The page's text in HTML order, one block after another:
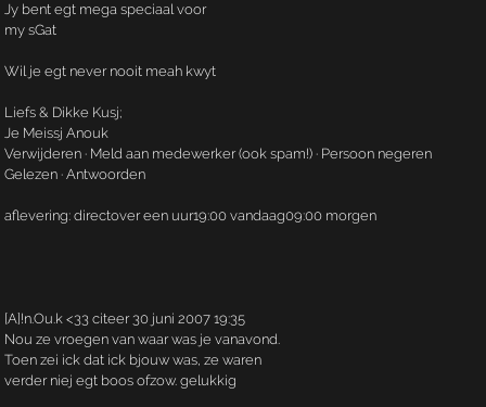
Jy bent egt mega speciaal voor
my sGat
Wil je egt never nooit meah kwyt
Liefs & Dikke Kusj;
Je Meissj Anouk
Verwijderen · Meld aan medewerker (ook spam!) · Persoon negeren
Gelezen · Antwoorden
aflevering: directover een uur19:00 vandaag09:00 morgen
[A]!n.­Ou.­k <33 citeer 30 juni 2007 19:35
Nou ze vroegen van waar was je vanavond.
Toen zei ick dat ick bjouw was, ze waren
verder niej egt boos ofzow. gelukkig